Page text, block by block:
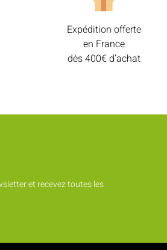
Expédition offerte
en France
dès 400€ d’achat
et recevez toutes les